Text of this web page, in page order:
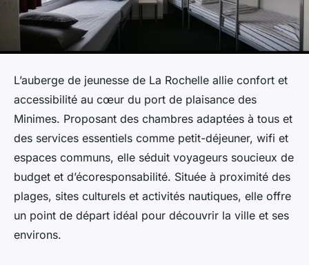
L’auberge de jeunesse de La Rochelle allie confort et
accessibilité au cœur du port de plaisance des
Minimes. Proposant des chambres adaptées à tous et
des services essentiels comme petit-déjeuner, wifi et
espaces communs, elle séduit voyageurs soucieux de
budget et d’écoresponsabilité. Située à proximité des
plages, sites culturels et activités nautiques, elle offre
un point de départ idéal pour découvrir la ville et ses
environs.